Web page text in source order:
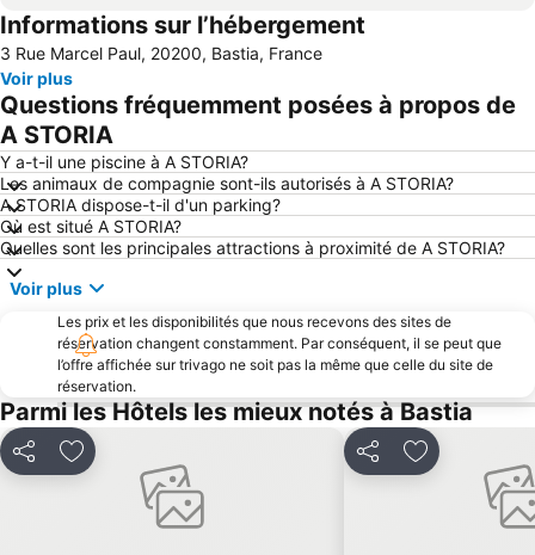
San Michele de Murato
Le Delta de l'Ostriconi
Festival du Cinéma Italien de Bastia
La Chapelle Sainte-Croix
Informations sur l’hébergement
3 Rue Marcel Paul, 20200, Bastia, France
Voir plus
Questions fréquemment posées à propos de
A STORIA
Y a-t-il une piscine à A STORIA?
Les animaux de compagnie sont-ils autorisés à A STORIA?
A STORIA dispose-t-il d'un parking?
Où est situé A STORIA?
Quelles sont les principales attractions à proximité de A STORIA?
Voir plus
Les prix et les disponibilités que nous recevons des sites de
réservation changent constamment. Par conséquent, il se peut que
l’offre affichée sur trivago ne soit pas la même que celle du site de
réservation.
Parmi les Hôtels les mieux notés à Bastia
PartagerAjouter à mes favoris PartagerAjouter à